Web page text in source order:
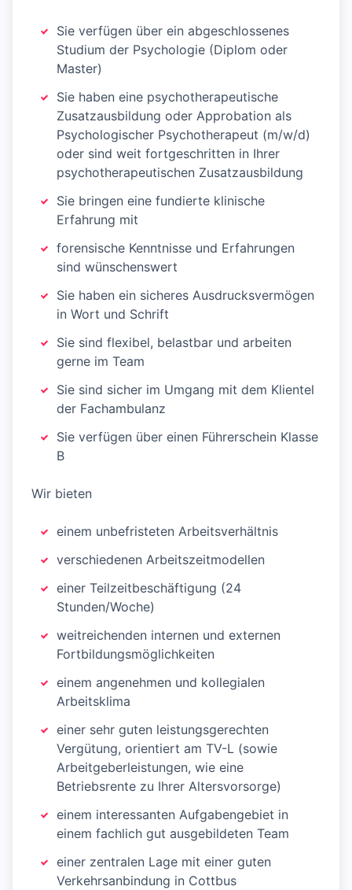
Sie verfügen über ein abgeschlossenes
Studium der Psychologie (Diplom oder
Master)
Sie haben eine psychotherapeutische
Zusatzausbildung oder Approbation als
Psychologischer Psychotherapeut (m/w/d)
oder sind weit fortgeschritten in Ihrer
psychotherapeutischen Zusatzausbildung
Sie bringen eine fundierte klinische
Erfahrung mit
forensische Kenntnisse und Erfahrungen
sind wünschenswert
Sie haben ein sicheres Ausdrucksvermögen
in Wort und Schrift
Sie sind flexibel, belastbar und arbeiten
gerne im Team
Sie sind sicher im Umgang mit dem Klientel
der Fachambulanz
Sie verfügen über einen Führerschein Klasse
B
Wir bieten
einem unbefristeten Arbeitsverhältnis
verschiedenen Arbeitszeitmodellen
einer Teilzeitbeschäftigung (24
Stunden/Woche)
weitreichenden internen und externen
Fortbildungsmöglichkeiten
einem angenehmen und kollegialen
Arbeitsklima
einer sehr guten leistungsgerechten
Vergütung, orientiert am TV-L (sowie
Arbeitgeberleistungen, wie eine
Betriebsrente zu Ihrer Altersvorsorge)
einem interessanten Aufgabengebiet in
einem fachlich gut ausgebildeten Team
einer zentralen Lage mit einer guten
Verkehrsanbindung in Cottbus